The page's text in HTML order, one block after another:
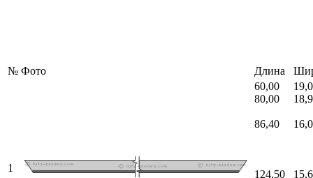
№ Фото Длина
1
60,00
80,00
86,40
124,50